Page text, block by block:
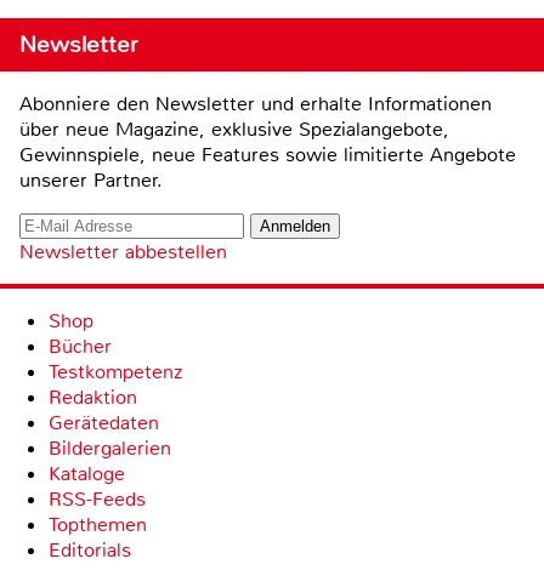
Newsletter
Abonniere den Newsletter und erhalte Informationen
über neue Magazine, exklusive Spezialangebote,
Gewinnspiele, neue Features sowie limitierte Angebote
unserer Partner.
Newsletter abbestellen
Shop
Bücher
Testkompetenz
Redaktion
Gerätedaten
Bildergalerien
Kataloge
RSS-Feeds
Topthemen
Editorials